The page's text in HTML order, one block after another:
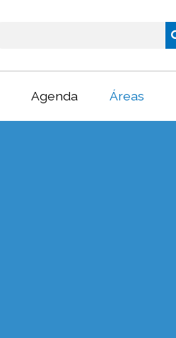
Agenda Áreas